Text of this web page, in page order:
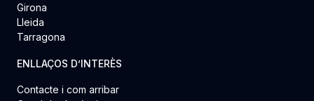
Girona
Lleida
Tarragona
ENLLAÇOS D’INTERÈS
Contacte i com arribar